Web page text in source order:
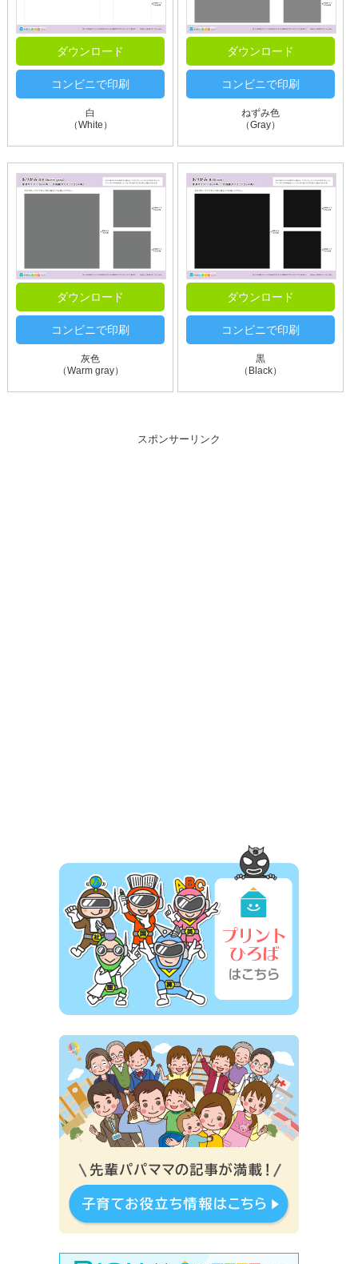
ダウンロード
コンビニで印刷
白
（White）
ダウンロード
コンビニで印刷
ねずみ色
（Gray）
ダウンロード
コンビニで印刷
灰色
（Warm gray）
ダウンロード
コンビニで印刷
黒
（Black）
スポンサーリンク